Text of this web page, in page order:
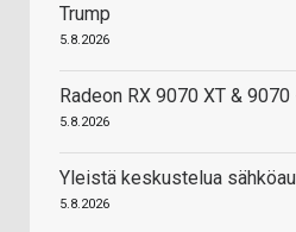
Trump
5.8.2026
Radeon RX 9070 XT &
5.8.2026
Yleistä keskustelua
5.8.2026